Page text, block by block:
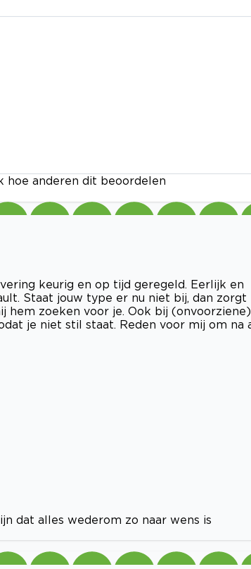
hoe anderen dit beoordelen
keurig en op tijd geregeld. Eerlijk en
Staat jouw type er nu niet bij, dan zorgt
hem zoeken voor je. Ook bij (onvoorziene)
je niet stil staat. Reden voor mij om na
dat alles wederom zo naar wens is